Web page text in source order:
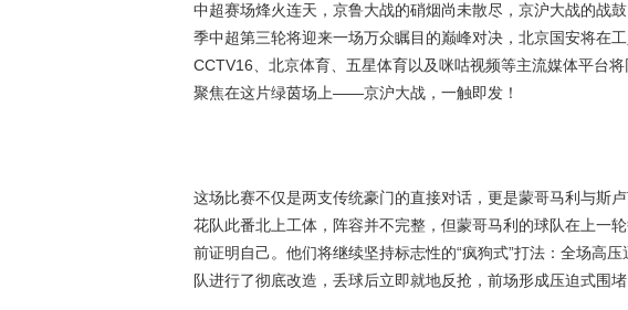
中超赛场烽火连天，京鲁大战的硝烟尚未散尽，京沪大战的战
季中超第三轮将迎来一场万众瞩目的巅峰对决，北京国安将在
CCTV16、北京体育、五星体育以及咪咕视频等主流媒体平台
聚焦在这片绿茵场上——京沪大战，一触即发！
这场比赛不仅是两支传统豪门的直接对话，更是蒙哥马利与斯
花队此番北上工体，阵容并不完整，但蒙哥马利的球队在上一
前证明自己。他们将继续坚持标志性的“疯狗式”打法：全场高
队进行了彻底改造，丢球后立即就地反抢，前场形成压迫式围